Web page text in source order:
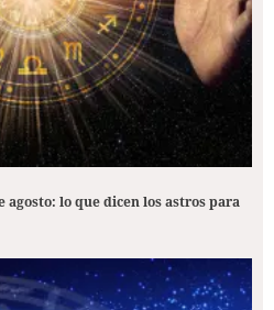
agosto: lo que dicen los astros para